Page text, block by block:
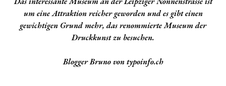
um eine Attraktion reicher geworden und es gibt einen
gewichtigen Grund mehr, das renommierte Museum der
Druckkunst zu besuchen.
Blogger Bruno von typoinfo.ch